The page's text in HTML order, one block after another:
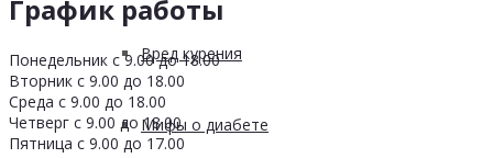
Вред курения
Мифы о диабете
График работы
Понедельник с 9.00 до 18.00
Вторник с 9.00 до 18.00
Среда с 9.00 до 18.00
Четверг с 9.00 до 18.00
Пятница с 9.00 до 17.00